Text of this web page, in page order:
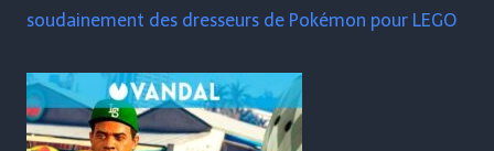
soudainement des dresseurs de Pokémon pour LEGO